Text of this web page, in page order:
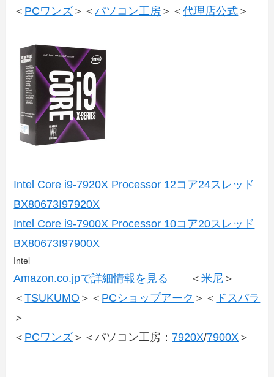
＜ PCワンズ ＞＜パソコン工房 ＞＜代理店公式 ＞
Intel Core i9-7920X Processor 12コア24スレッド
BX80673I97920X
Intel Core i9-7900X Processor 10コア20スレッド
BX80673I97900X
Intel
Amazon.co.jpで詳細情報を見る ＜米尼 ＞
＜TSUKUMO ＞＜ PCショップアーク ＞＜ ドスパラ
＞
＜ PCワンズ ＞＜パソコン工房： 7920X/7900X ＞